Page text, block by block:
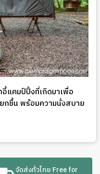
อี้แคมป์ปิ้งที่เกิดมาเพื่อ
กชื้น พร้อมความนั่งสบาย
จัดส่งทั่วไทย Free for